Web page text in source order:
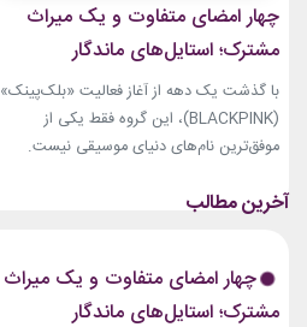
چهار امضای متفاوت و یک میراث
مشترک؛ استایل‌های ماندگار
بلک‌پینک که تاریخ مد کی‌پاپ را
ساختند
با گذشت یک دهه از آغاز فعالیت «بلک‌پینک»
(BLACKPINK)، این گروه فقط یکی از
موفق‌ترین نام‌های دنیای موسیقی نیست.
چهره‌هایی تأثیرگذار در دنیای مد نیز تبدیل
موزیک‌ویدئوها و مراسم‌های مهم جهانی،...
چهار امضای متفاوت و یک میراث
مشترک؛ استایل‌های ماندگار